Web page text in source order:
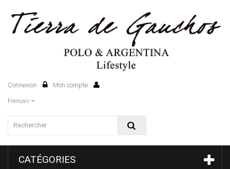
Connexion Mon compte
Français
CATÉGORIES